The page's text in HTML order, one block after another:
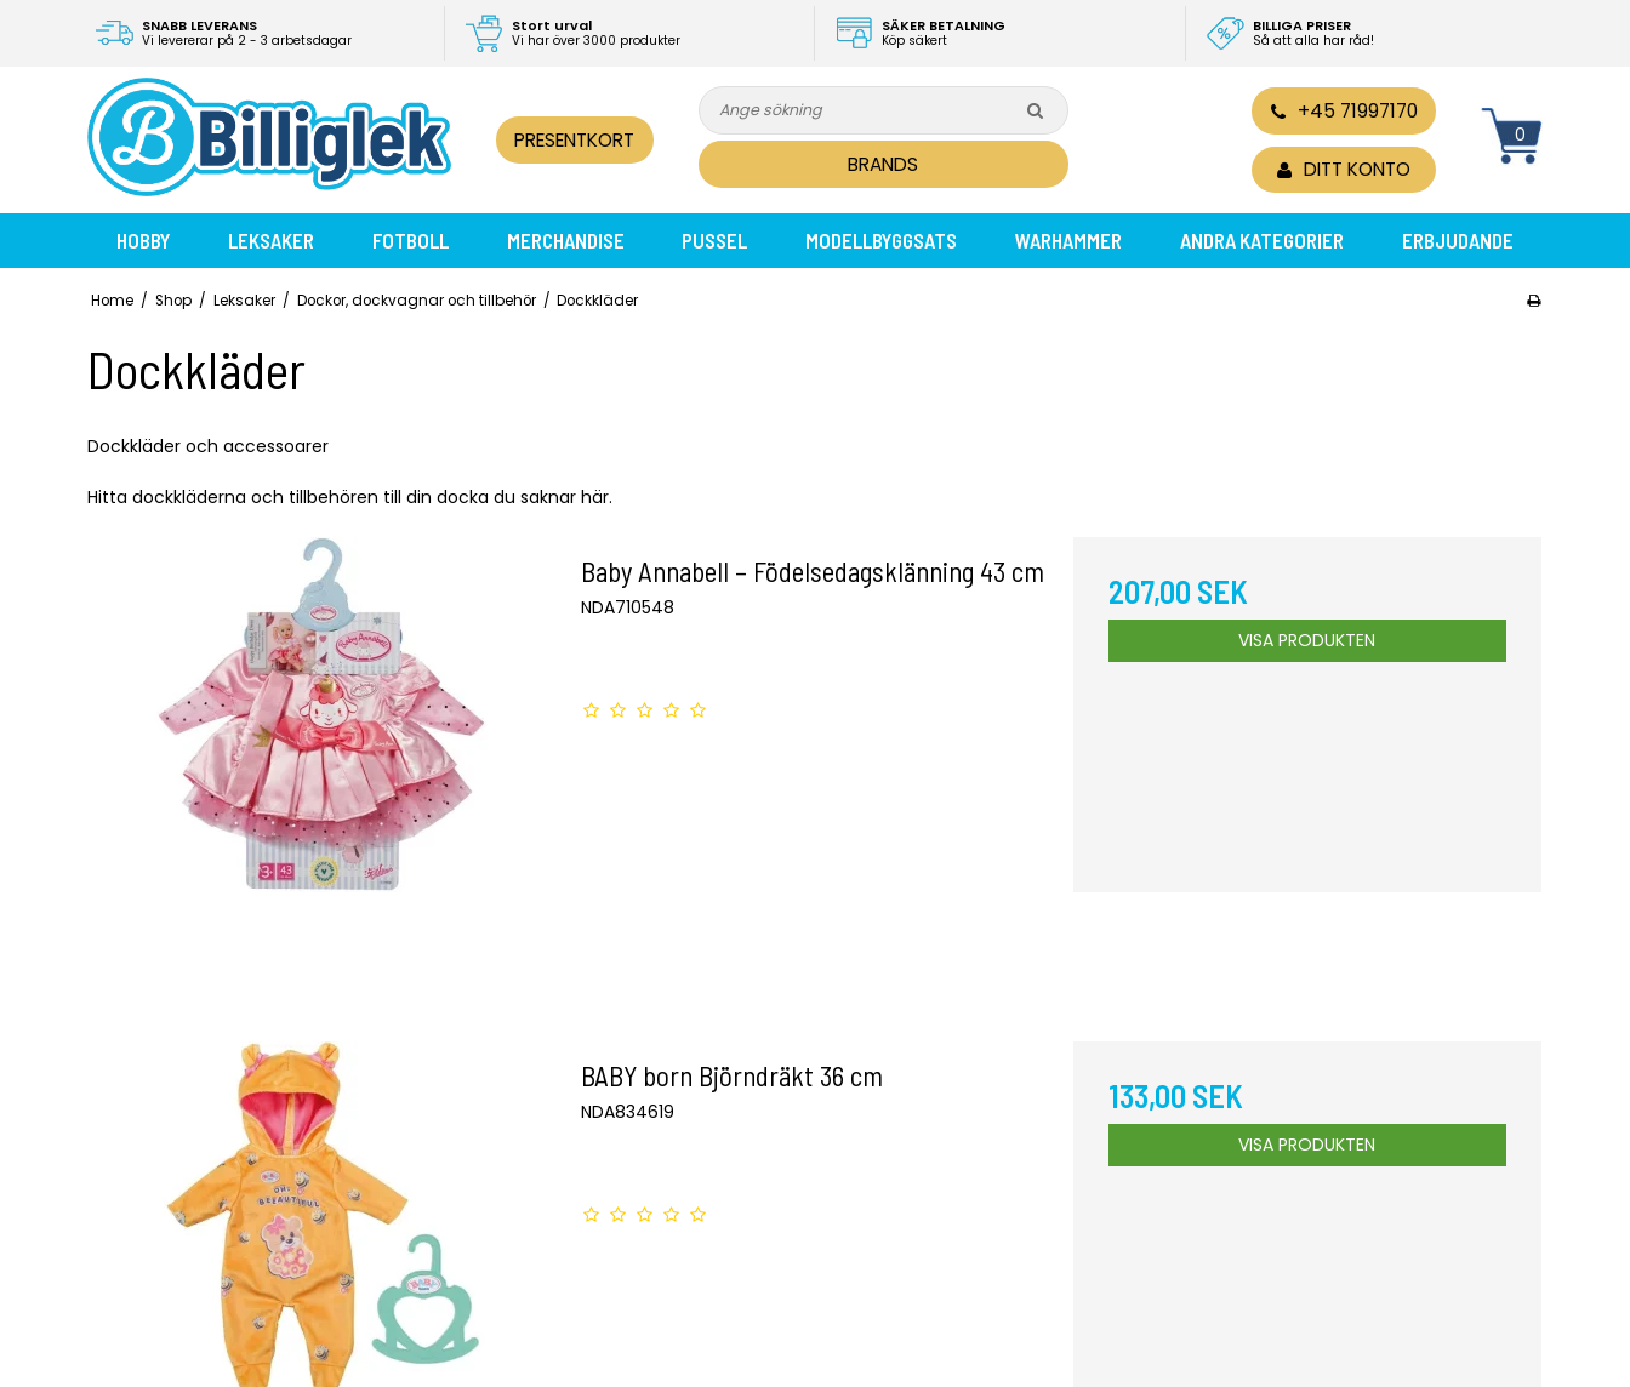
SNABB LEVERANS
Vi levererar på 2 - 3 arbetsdagar
Stort urval
Vi har över 3000 produkter
SÄKER BETALNING
Köp säkert
BILLIGA PRISER
Så att alla har råd!
PRESENTKORT
BRANDS
+45 71997170
DITT KONTO
0
HOBBY LEKSAKER FOTBOLL MERCHANDISE PUSSEL MODELLBYGGSATS WARHAMMER ANDRA KATEGORIER ERBJUDANDE
Home / Shop / Leksaker / Dockor, dockvagnar och tillbehör / Dockkläder
Dockkläder
Dockkläder och accessoarer
Hitta dockkläderna och tillbehören till din docka du saknar här.
Baby Annabell – Födelsedagsklänning 43 cm
NDA710548 207,00 SEK
VISA PRODUKTEN
BABY born Björndräkt 36 cm
NDA834619 133,00 SEK
VISA PRODUKTEN